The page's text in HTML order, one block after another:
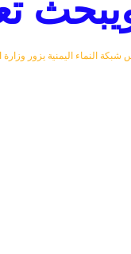
شبكة النماء اليمنية يزور